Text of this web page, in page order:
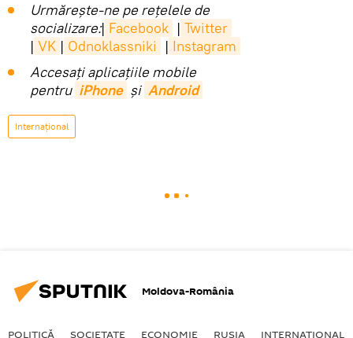
Urmărește-ne pe rețelele de
socializare:| Facebook | Twitter
| VK | Odnoklassniki | Instagram
Accesaţi aplicaţiile mobile
pentru iPhone și Android
Internaţional
Moldova-România
POLITICĂ SOCIETATE ECONOMIE RUSIA INTERNAŢIONAL